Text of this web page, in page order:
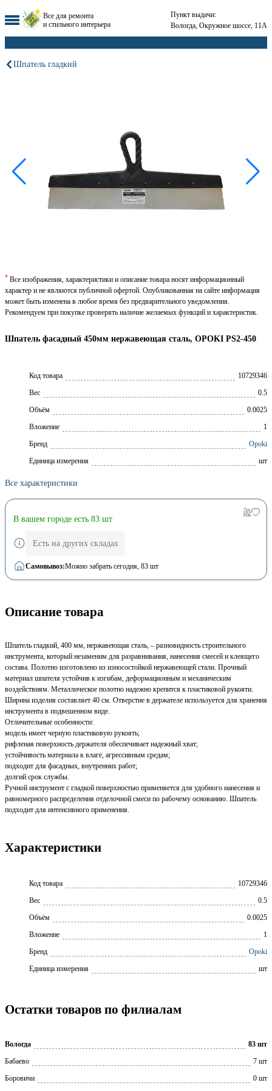
Все для ремонта
и стильного интерьера
Пункт выдачи:
Вологда, Окружное шоссе, 11А
Шпатель гладкий
Шпатель фасадный 450мм нержавеющая сталь, OPOKI PS2-450
Код товара
10729346
Вес
0.5
Объём
0.0025
Вложение
1
Брeнд
Opoki
Единица измерения
шт
Все характеристики
* Все изображения, характеристики и описание товара носят информационный
характер и не являются публичной офертой. Опубликованная на сайте информация
может быть изменена в любое время без предварительного уведомления.
Рекомендуем при покупке проверять наличие желаемых функций и характеристик.
В вашем городе есть 83 шт
Есть на других складах
Самовывоз:Можно забрать сегодня, 83 шт
Описание товара
Шпатель гладкий, 400 мм, нержавеющая сталь, – разновидность строительного
инструмента, который незаменим для разравнивания, нанесения смесей и клеящего
состава. Полотно изготовлено из износостойкой нержавеющей стали. Прочный
материал шпателя устойчив к изгибам, деформационным и механическим
воздействиям. Металлическое полотно надежно крепится к пластиковой рукояти.
Ширина изделия составляет 40 см. Отверстие в держателе используется для хранения
инструмента в подвешенном виде.
Отличительные особенности:
модель имеет черную пластиковую рукоять;
рифленая поверхность держателя обеспечивает надежный хват;
устойчивость материала к влаге, агрессивным средам;
подходит для фасадных, внутренних работ;
долгий срок службы.
Ручной инструмент с гладкой поверхностью применяется для удобного нанесения и
равномерного распределения отделочной смеси по рабочему основанию. Шпатель
подходит для интенсивного применения.
Характеристики
Код товара
10729346
Вес
0.5
Объём
0.0025
Вложение
1
Бренд
Opoki
Единица измерения
шт
Остатки товаров по филиалам
Вологда
83 шт
Бабаево
7 шт
Боровичи
0 шт